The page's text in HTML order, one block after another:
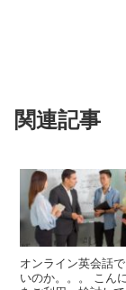
関連記事
オンライン英会話
いのか。。。 こんにちはJun(@JunNomad)です。 オンライン英会話